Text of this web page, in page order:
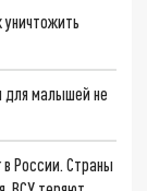
для малышей не
России. Страны